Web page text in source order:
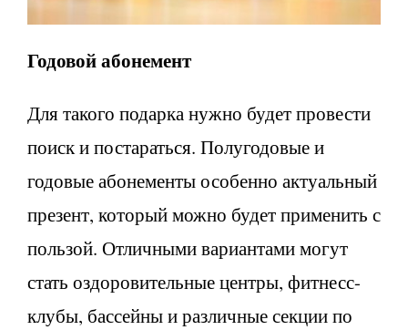
Годовой абонемент
Для такого подарка нужно будет провести
поиск и постараться. Полугодовые и
годовые абонементы особенно актуальный
презент, который можно будет применить с
пользой. Отличными вариантами могут
стать оздоровительные центры, фитнесс-
клубы, бассейны и различные секции по